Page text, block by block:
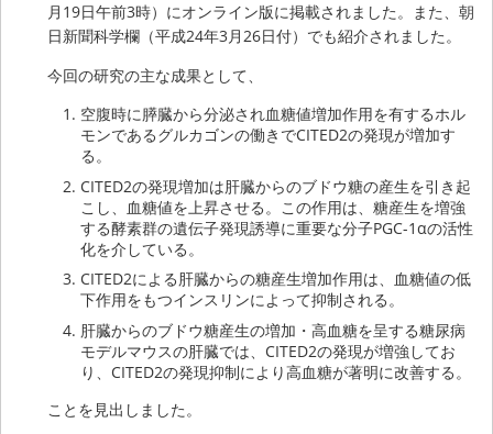
月19日午前3時）にオンライン版に掲載されました。また、朝
日新聞科学欄（平成24年3月26日付）でも紹介されました。
今回の研究の主な成果として、
空腹時に膵臓から分泌され血糖値増加作用を有するホル
モンであるグルカゴンの働きでCITED2の発現が増加す
る。
CITED2の発現増加は肝臓からのブドウ糖の産生を引き起
こし、血糖値を上昇させる。この作用は、糖産生を増強
する酵素群の遺伝子発現誘導に重要な分子PGC-1αの活性
化を介している。
CITED2による肝臓からの糖産生増加作用は、血糖値の低
下作用をもつインスリンによって抑制される。
肝臓からのブドウ糖産生の増加・高血糖を呈する糖尿病
モデルマウスの肝臓では、CITED2の発現が増強してお
り、CITED2の発現抑制により高血糖が著明に改善する。
ことを見出しました。